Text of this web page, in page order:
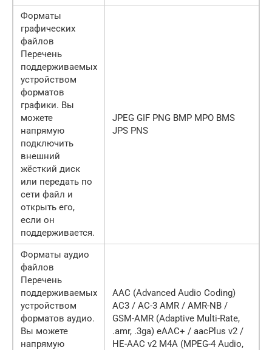
Форматы
графических
файлов
Перечень
поддерживаемых
устройством
форматов
графики. Вы
можете
напрямую
подключить
внешний
жёсткий диск
или передать по
сети файл и
открыть его,
если он
поддерживается.
JPEG GIF PNG BMP MPO BMS
JPS PNS
Форматы аудио
файлов
Перечень
поддерживаемых
устройством
форматов аудио.
Вы можете
напрямую
AAC (Advanced Audio Coding)
AC3 / AC-3 AMR / AMR-NB /
GSM-AMR (Adaptive Multi-Rate,
.amr, .3ga) eAAC+ / aacPlus v2 /
HE-AAC v2 M4A (MPEG-4 Audio,